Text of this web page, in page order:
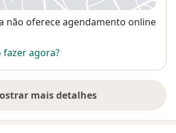
não oferece agendamento online
fazer agora?
mais detalhes
sobre o endereço